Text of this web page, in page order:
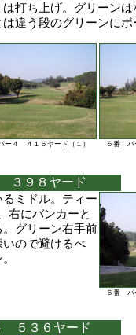
打ち上げ。グリーン
違う段のグリーンに
５番 パ
ー４ ４１６ヤード（１）
９８ヤード
６番 パ
ミドル。ティー
右にバンカーと
グリーン右手前
ので避けるべ
５３６ヤード